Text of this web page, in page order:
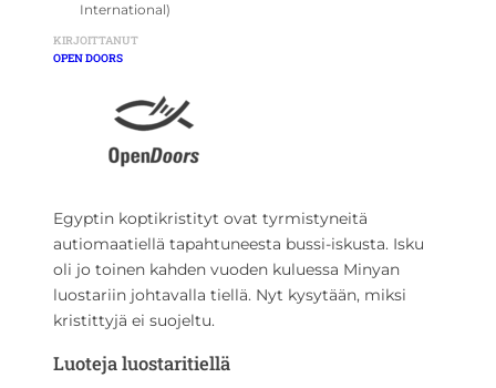
International)
KIRJOITTANUT
OPEN DOORS
Egyptin koptikristityt ovat tyrmistyneitä
autiomaatiellä tapahtuneesta bussi-iskusta. Isku
oli jo toinen kahden vuoden kuluessa Minyan
luostariin johtavalla tiellä. Nyt kysytään, miksi
kristittyjä ei suojeltu.
Luoteja luostaritiellä